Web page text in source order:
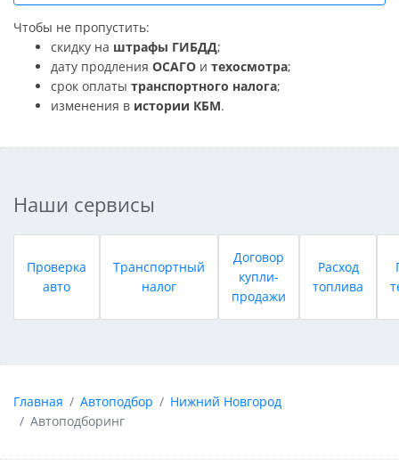
Чтобы не пропустить:
скидку на штрафы ГИБДД;
дату продления ОСАГО и техосмотра;
срок оплаты транспортного налога;
изменения в истории КБМ.
Наши сервисы
Проверка
авто
Транспортный
налог
Договор
купли-
продажи
Расход
топлива
Главная Автоподбор
Нижний Новгород
Автоподборинг